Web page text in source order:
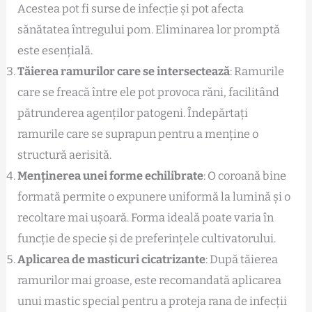
Acestea pot fi surse de infecție și pot afecta
sănătatea întregului pom. Eliminarea lor promptă
este esențială.
Tăierea ramurilor care se intersectează: Ramurile
care se freacă între ele pot provoca răni, facilitând
pătrunderea agenților patogeni. Îndepărtați
ramurile care se suprapun pentru a menține o
structură aerisită.
Menținerea unei forme echilibrate: O coroană bine
formată permite o expunere uniformă la lumină și o
recoltare mai ușoară. Forma ideală poate varia în
funcție de specie și de preferințele cultivatorului.
Aplicarea de masticuri cicatrizante: După tăierea
ramurilor mai groase, este recomandată aplicarea
unui mastic special pentru a proteja rana de infecții